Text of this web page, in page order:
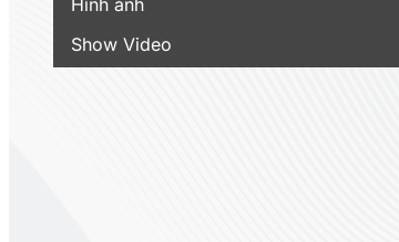
Hình ảnh
Show Video